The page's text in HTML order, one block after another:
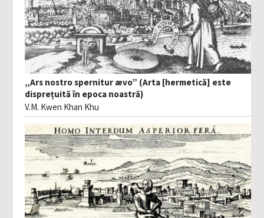
„Ars nostro spernitur ævo” (Arta [hermetică] este
disprețuită în epoca noastră)
V.M. Kwen Khan Khu